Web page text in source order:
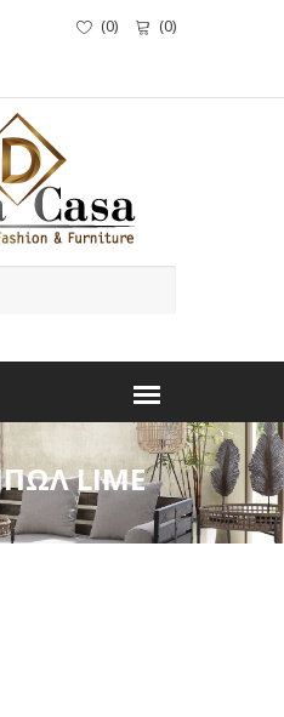
(0) (0)
LIME